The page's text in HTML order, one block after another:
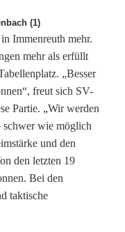
(1)
Immenreuth mehr.
mehr als erfüllt
„Besser
freut sich SV-
Partie. „Wir werden
schwer wie möglich
und den
den letzten 19
Bei den
taktische